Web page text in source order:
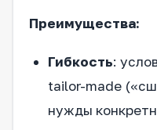
Преимущества:
Гибкость:
tailor-made
нужды